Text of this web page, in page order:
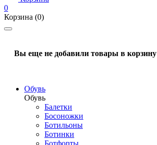
0
Корзина (0)
Вы еще не добавили товары в корзину
Обувь
Обувь
Балетки
Босоножки
Ботильоны
Ботинки